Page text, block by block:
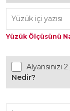
Yüzük Ölçüsünü
Alyansınızı
Nedir?